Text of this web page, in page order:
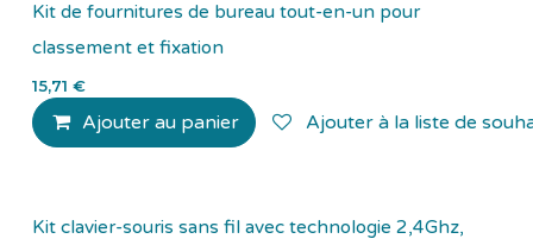
Kit de fournitures de bureau tout-en-un pour
classement et fixation
15,71 €
Ajouter au panier Ajouter à la liste de
Kit clavier-souris sans fil avec technologie 2,4Ghz,